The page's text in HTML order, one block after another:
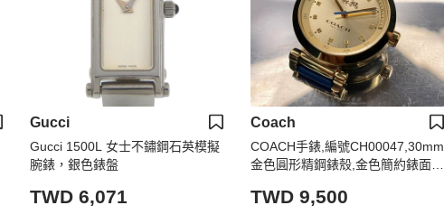
Gucci
Gucci 1500L 女士不鏽鋼石英模擬
腕錶，銀色錶盤
TWD 6,071
Coach
COACH手錶,編號CH00047,30mm
金色圓形精鋼錶殼,金色簡約錶面,
TWD 9,500